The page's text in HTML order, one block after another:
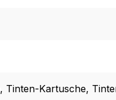
, Tinten-Kartusche,